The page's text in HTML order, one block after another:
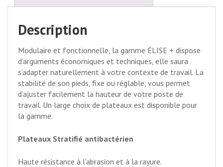
Description
Modulaire et fonctionnelle, la gamme ÉLISE + dispose
d’arguments économiques et techniques, elle saura
s’adapter naturellement à votre contexte de travail. La
stabilité de son pieds, fixe ou réglable, vous permet
d’ajuster facilement la hauteur de votre poste de
travail. Un large choix de plateaux est disponible pour
la gamme.
Plateaux Stratifié antibactérien
Haute résistance à l’abrasion et à la rayure.